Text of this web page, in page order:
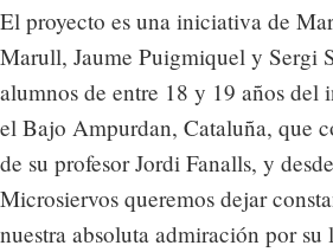
El proyecto es una iniciativa de
Marull, Jaume Puigmiquel y Sergi
alumnos de entre 18 y 19 años del
el Bajo Ampurdan, Cataluña, que
de su profesor Jordi Fanalls, y
Microsiervos queremos dejar
nuestra absoluta admiración por